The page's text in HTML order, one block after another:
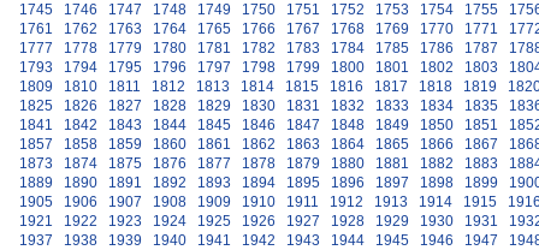
1745
1746 1747 1748 1749 1750 1751 1752 1753 1754 1755
1761
1762 1763 1764 1765 1766 1767 1768 1769 1770 1771
1777
1778 1779 1780 1781 1782 1783 1784 1785 1786 1787
1793
1794 1795 1796 1797 1798 1799 1800 1801 1802 1803
1809
1810 1811 1812 1813 1814 1815 1816 1817 1818 1819
1825
1826 1827 1828 1829 1830 1831 1832 1833 1834 1835
1841
1842 1843 1844 1845 1846 1847 1848 1849 1850 1851
1857
1858 1859 1860 1861 1862 1863 1864 1865 1866 1867
1873
1874 1875 1876 1877 1878 1879 1880 1881 1882 1883
1889
1890 1891 1892 1893 1894 1895 1896 1897 1898 1899
1905
1906 1907 1908 1909 1910 1911 1912 1913 1914 1915
1921
1922 1923 1924 1925 1926 1927 1928 1929 1930 1931
1937
1938 1939 1940 1941 1942 1943 1944 1945 1946 1947